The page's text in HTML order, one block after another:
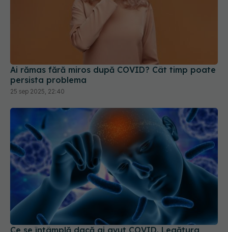
Ai rămas fără miros după COVID? Cât timp poate
persista problema
25 sep 2025, 22:40
Ce se întâmplă dacă ai avut COVID. Legătura
dură cu AVC și Parkinson
25 aug 2025, 12:58